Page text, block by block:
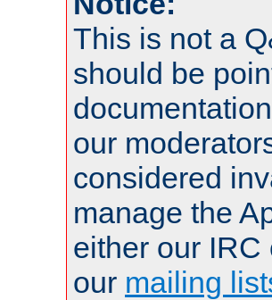
This is not a
should be
our
considered
manage the
either our IRC
our mailing